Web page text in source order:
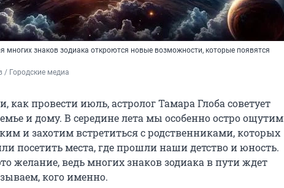
многих знаков зодиака откроются новые возможности, которые появятся
/ Городские медиа
провести июль, астролог Тамара Глоба советует
и дому. В середине лета мы особенно остро ощутим
и захотим встретиться с родственниками, которых
посетить места, где прошли наши детство и юность.
желание, ведь многих знаков зодиака в пути ждет
кого именно.